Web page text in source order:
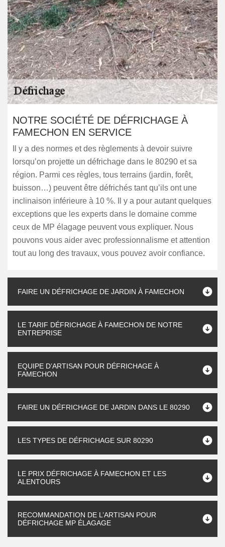
NOTRE SOCIÉTÉ DE DÉFRICHAGE À
FAMECHON EN SERVICE
Il y a des normes et des règlements à devoir suivre
lorsqu’on projette un défrichage dans le 80290 et sa
région. Parmi ces règles, tous terrains (jardin, forêt,
buisson…) peuvent être défrichés tant qu’ils ont une
inclinaison inférieure à 10 %. Il y a pour autant quelques
exceptions que les experts dans le domaine comme
ceux de MP élagage peuvent vous expliquer. Nous
pouvons vous aider avec professionnalisme et attention
tout au long des travaux, vous pouvez avoir confiance.
FAIRE UN DÉFRICHAGE DE JARDIN À FAMECHON
LE TARIF DÉFRICHAGE À FAMECHON DE NOTRE
ENTREPRISE
EQUIPE D’ARTISAN POUR DÉFRICHAGE À
FAMECHON
FAIRE UN DÉFRICHAGE DE JARDIN DANS LE 80290
LES TYPES DE DÉFRICHAGE SUR 80290
LE PRIX DÉFRICHAGE À FAMECHON ET LES
ALENTOURS
RECOMMANDATION DE L’ARTISAN POUR
DÉFRICHAGE MP ÉLAGAGE